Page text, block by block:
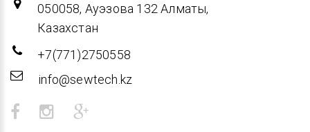
050058, Ауэзова 132 Алматы,
Казахстан
+7(771)2750558
info@sewtech.kz